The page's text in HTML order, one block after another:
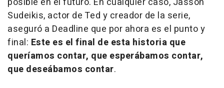
Sudeikis, actor de Ted y creador de la serie,
aseguró a Deadline que por ahora es el punto y
final: Este es el final de esta historia que
queríamos contar, que esperábamos contar,
que deseábamos contar.